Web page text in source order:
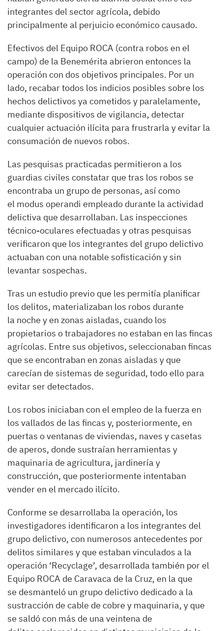
integrantes del sector agrícola, debido
principalmente al perjuicio económico causado.
Efectivos del Equipo ROCA (contra robos en el
campo) de la Benemérita abrieron entonces la
operación con dos objetivos principales. Por un
lado, recabar todos los indicios posibles sobre los
hechos delictivos ya cometidos y paralelamente,
mediante dispositivos de vigilancia, detectar
cualquier actuación ilícita para frustrarla y evitar la
consumación de nuevos robos.
Las pesquisas practicadas permitieron a los
guardias civiles constatar que tras los robos se
encontraba un grupo de personas, así como
el modus operandi empleado durante la actividad
delictiva que desarrollaban. Las inspecciones
técnico-oculares efectuadas y otras pesquisas
verificaron que los integrantes del grupo delictivo
actuaban con una notable sofisticación y sin
levantar sospechas.
Tras un estudio previo que les permitía planificar
los delitos, materializaban los robos durante
la noche y en zonas aisladas, cuando los
propietarios o trabajadores no estaban en las fincas
agrícolas. Entre sus objetivos, seleccionaban fincas
que se encontraban en zonas aisladas y que
carecían de sistemas de seguridad, todo ello para
evitar ser detectados.
Los robos iniciaban con el empleo de la fuerza en
los vallados de las fincas y, posteriormente, en
puertas o ventanas de viviendas, naves y casetas
de aperos, donde sustraían herramientas y
maquinaria de agricultura, jardinería y
construcción, que posteriormente intentaban
vender en el mercado ilícito.
Conforme se desarrollaba la operación, los
investigadores identificaron a los integrantes del
grupo delictivo, con numerosos antecedentes por
delitos similares y que estaban vinculados a la
operación ‘Recyclage’, desarrollada también por el
Equipo ROCA de Caravaca de la Cruz, en la que
se desmanteló un grupo delictivo dedicado a la
sustracción de cable de cobre y maquinaria, y que
se saldó con más de una veintena de